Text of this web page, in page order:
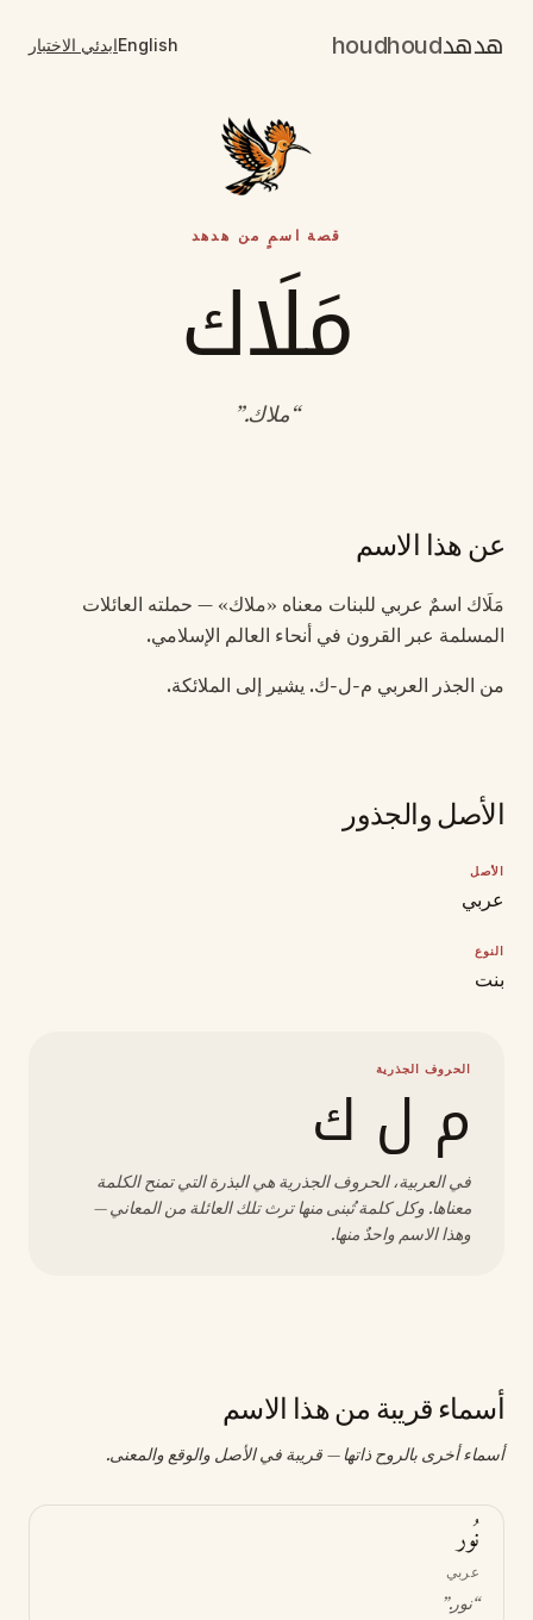
هدهدhoudhoud
Englishابدئي الاختبار
قصة اسمٍ من هدهد
مَلَاك
“ملاك.”
عن هذا الاسم
مَلَاك اسمٌ عربي للبنات معناه «ملاك» — حملته العائلات
المسلمة عبر القرون في أنحاء العالم الإسلامي.
من الجذر العربي م-ل-ك. يشير إلى الملائكة.
الأصل والجذور
الأصل
عربي
النوع
بنت
الحروف الجذرية
م ل ك
في العربية، الحروف الجذرية هي البذرة التي تمنح الكلمة
معناها. وكل كلمة تُبنى منها ترث تلك العائلة من المعاني —
وهذا الاسم واحدٌ منها.
أسماء قريبة من هذا الاسم
أسماء أخرى بالروح ذاتها — قريبة في الأصل والوقع والمعنى.
نُور
عربي
“نور.”